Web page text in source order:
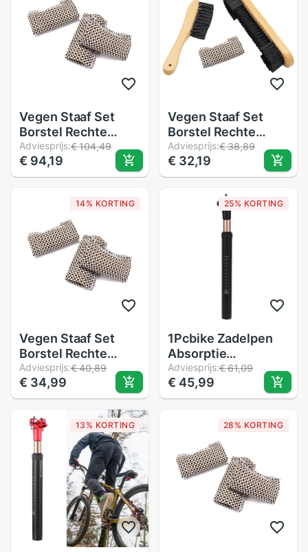
Mannen Vrouwen
een
Vegen Staaf Set
Borstel Rechte
Borstel Zwembad
Tafel Schoonmaken
Tool Snooker
Biljart Accessoires
Adviesprijs:€ 104,49
€ 94,19
Vegen Staaf Set
Borstel Rechte
Borstel Zwembad
Tafel Schoonmaken
Tool Snooker
Schoonmaken Tool
Biljart Accessoires
Adviesprijs:€ 38,89
€ 32,19
14% KORTING
Vegen Staaf Set
Borstel Rechte
Borstel Zwembad
Tafel Schoonmaken
Tool Snooker
Schoonmaken Tool
Biljart Accessoires
Adviesprijs:€ 40,89
€ 34,99
25% KORTING
1Pcbike Zadelpen
Absorptie
Praktische
Eenvoudige
Duurzaam Fiets
Accessoires Voor
Adviesprijs:€ 61,09
€ 45,99
13% KORTING 28% KORTING